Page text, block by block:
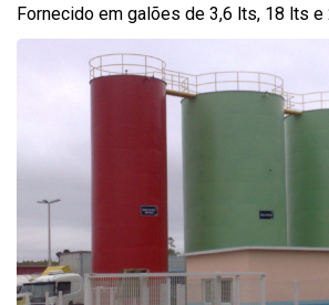
Fornecido em galões de 3,6 lts, 18 lts e